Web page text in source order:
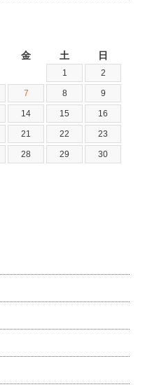
金 土 日
1 2
7 8 9
14 15 16
21 22 23
28 29 30